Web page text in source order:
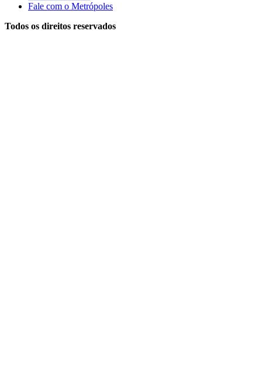
Fale com o Metrópoles
Todos os direitos reservados